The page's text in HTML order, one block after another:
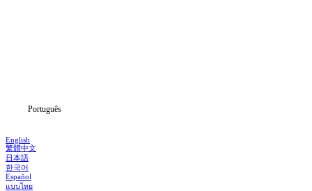
Português
English
繁體中文
日本語
한국어
Español
แบบไทย